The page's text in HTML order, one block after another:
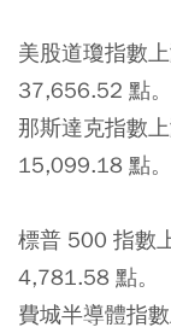
美股道瓊指數
37,656.52 點。
那斯達克指數
15,099.18 點。
標普 500 指數
4,781.58 點。
費城半導體指